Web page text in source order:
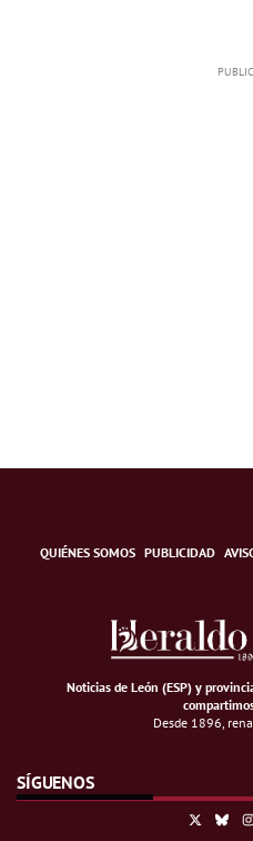
QUIÉNES SOMOS PUBLICIDAD
Noticias de León (ESP) y
Desde 1896,
SÍGUENOS